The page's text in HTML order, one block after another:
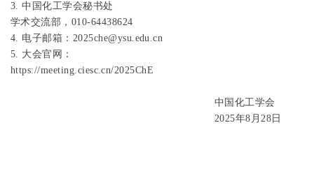
3.中国化工学会秘书处
学术交流部， 010-64438624
4. 电子邮箱： 2025che@ysu.edu.cn
5. 大会官网：
https://meeting.ciesc.cn/2025ChE
中国化工学会
2025年8 月28 日